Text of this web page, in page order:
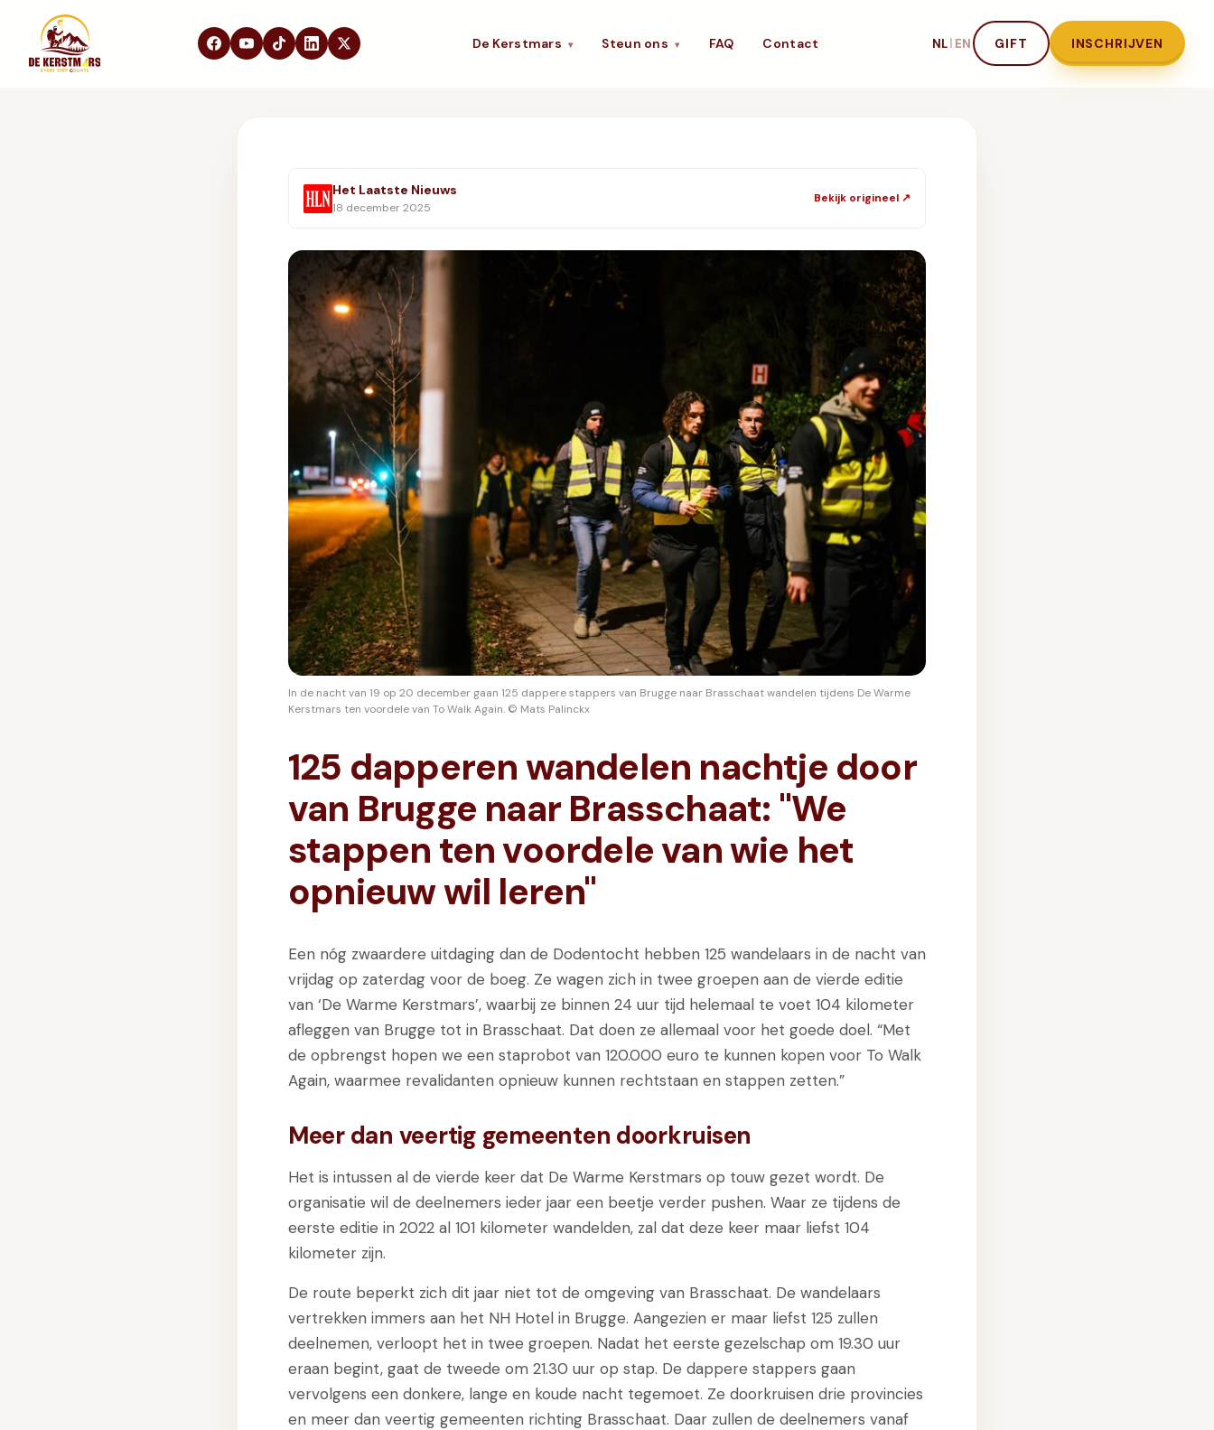
De Kerstmars ▾ Steun ons ▾ FAQ Contact NL| EN GIFT INSCHRIJVEN
Het Laatste Nieuws
18 december 2025
Bekijk origineel ↗
In de nacht van 19 op 20 december gaan 125 dappere stappers van Brugge naar Brasschaat wandelen tijdens De Warme
Kerstmars ten voordele van To Walk Again. © Mats Palinckx
125 dapperen wandelen nachtje door
van Brugge naar Brasschaat: "We
stappen ten voordele van wie het
opnieuw wil leren"
Een nóg zwaardere uitdaging dan de Dodentocht hebben 125 wandelaars in de nacht van
vrijdag op zaterdag voor de boeg. Ze wagen zich in twee groepen aan de vierde editie
van ‘De Warme Kerstmars’, waarbij ze binnen 24 uur tijd helemaal te voet 104 kilometer
afleggen van Brugge tot in Brasschaat. Dat doen ze allemaal voor het goede doel. “Met
de opbrengst hopen we een staprobot van 120.000 euro te kunnen kopen voor To Walk
Again, waarmee revalidanten opnieuw kunnen rechtstaan en stappen zetten.”
Meer dan veertig gemeenten doorkruisen
Het is intussen al de vierde keer dat De Warme Kerstmars op touw gezet wordt. De
organisatie wil de deelnemers ieder jaar een beetje verder pushen. Waar ze tijdens de
eerste editie in 2022 al 101 kilometer wandelden, zal dat deze keer maar liefst 104
kilometer zijn.
De route beperkt zich dit jaar niet tot de omgeving van Brasschaat. De wandelaars
vertrekken immers aan het NH Hotel in Brugge. Aangezien er maar liefst 125 zullen
deelnemen, verloopt het in twee groepen. Nadat het eerste gezelschap om 19.30 uur
eraan begint, gaat de tweede om 21.30 uur op stap. De dappere stappers gaan
vervolgens een donkere, lange en koude nacht tegemoet. Ze doorkruisen drie provincies
en meer dan veertig gemeenten richting Brasschaat. Daar zullen de deelnemers vanaf